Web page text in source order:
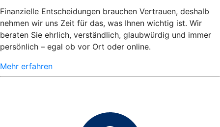
Finanzielle Entscheidungen brauchen Vertrauen, deshalb
nehmen wir uns Zeit für das, was Ihnen wichtig ist. Wir
beraten Sie ehrlich, verständlich, glaubwürdig und immer
persönlich – egal ob vor Ort oder online.
Mehr erfahren